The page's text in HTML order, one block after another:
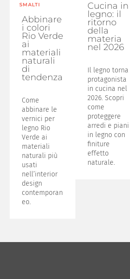
SMALTI
Abbinare
i colori
Rio Verde
ai
materiali
naturali
di
tendenza
Come
abbinare le
vernici per
legno Rio
Verde ai
materiali
naturali più
usati
nell’interior
design
contemporan
eo.
Cucina in
legno: il
ritorno
della
materia
nel 2026
Il legno torna
protagonista
in cucina nel
2026. Scopri
come
proteggere
arredi e piani
in legno con
finiture
effetto
naturale.